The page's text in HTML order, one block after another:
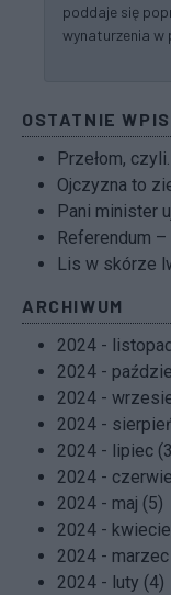
poddaje się
wynaturzenia w
OSTATNIE
Przełom,
Ojczyzna to
Pani minister
Referendum
Lis w skórze
ARCHIWUM
2024 -
2024 -
2024 -
2024 -
2024 - lipiec
2024 -
2024 - maj (5)
2024 -
2024 -
2024 - luty (4)